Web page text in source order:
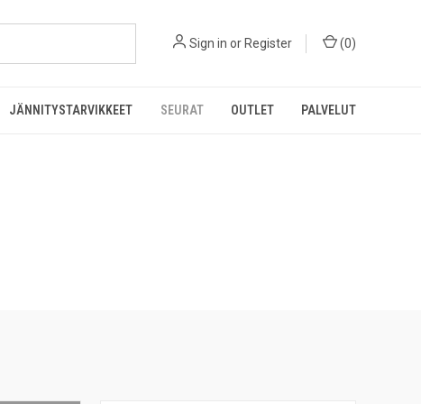
Sign in orRegister (0)
JÄNNITYSTARVIKKEET SEURAT OUTLET PALVELUT